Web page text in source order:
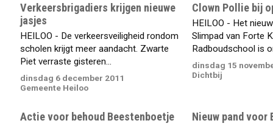
Verkeersbrigadiers krijgen nieuwe
jasjes
HEILOO - De verkeersveiligheid rondom
scholen krijgt meer aandacht. Zwarte
Piet verraste gisteren...
dinsdag 6 december 2011
Gemeente Heiloo
Clown Pollie bij
HEILOO - Het
Slimpad van Forte
Radboudschool is
dinsdag 15
Dichtbij
Actie voor behoud Beestenboetje Nieuw pand voor